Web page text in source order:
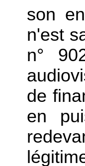
son
n'est
n°
de
en